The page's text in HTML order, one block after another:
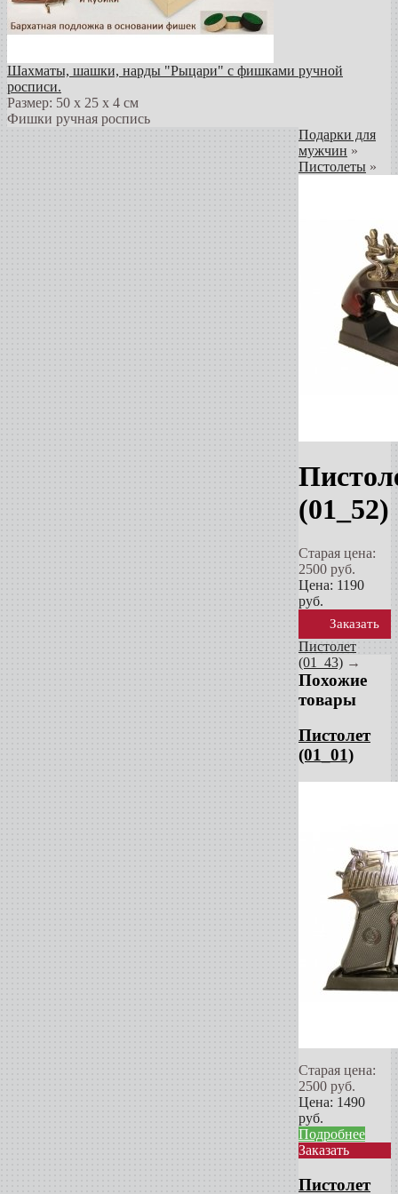
Шахматы, шашки, нарды "Рыцари" с фишками ручной
росписи.
Размер: 50 х 25 х 4 см
Фишки ручная роспись
Подарки для
мужчин »
Пистолеты »
(01_52)
Старая цена:
2500 руб.
Цена: 1190
руб.
Заказать
Пистолет
(01_43) →
Похожие
товары
Пистолет
(01_01)
Старая цена:
2500 руб.
Цена: 1490
руб.
Подробнее
Заказать
Пистолет